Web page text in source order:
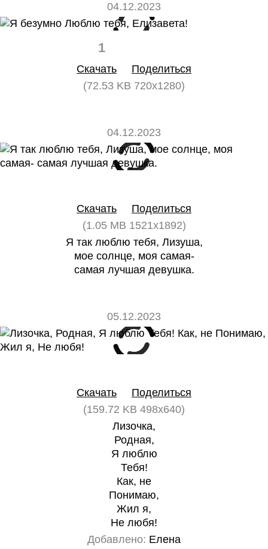
04.12.2023
1
Скачать
Поделиться
(72.53 KB 720x1280)
04.12.2023
Скачать
Поделиться
(1.05 MB 1521x1892)
Я так люблю тебя, Лизуша,
мое солнце, моя самая-
самая лучшая девушка.
05.12.2023
Скачать
Поделиться
(159.72 KB 498x640)
Лизочка,
Родная,
Я люблю
Тебя!
Как, не
Понимаю,
Жил я,
Не любя!
Добавлено: Елена